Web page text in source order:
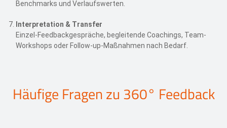
Benchmarks und Verlaufswerten.
Interpretation & Transfer
Einzel-Feedbackgespräche, begleitende Coachings, Team-
Workshops oder Follow-up-Maßnahmen nach Bedarf.
Häufige Fragen zu 360° Feedback